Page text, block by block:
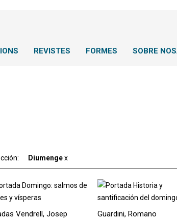
REVISTES FORMES SOBRE
Diumengex
Vendrell, Josep Guardini, Romano